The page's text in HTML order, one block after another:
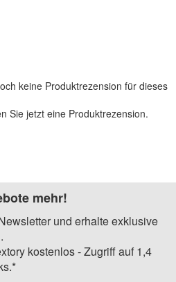
keine Produktrezension für dieses
Sie jetzt eine Produktrezension.
mehr!
und erhalte exklusive
kostenlos - Zugriff auf 1,4